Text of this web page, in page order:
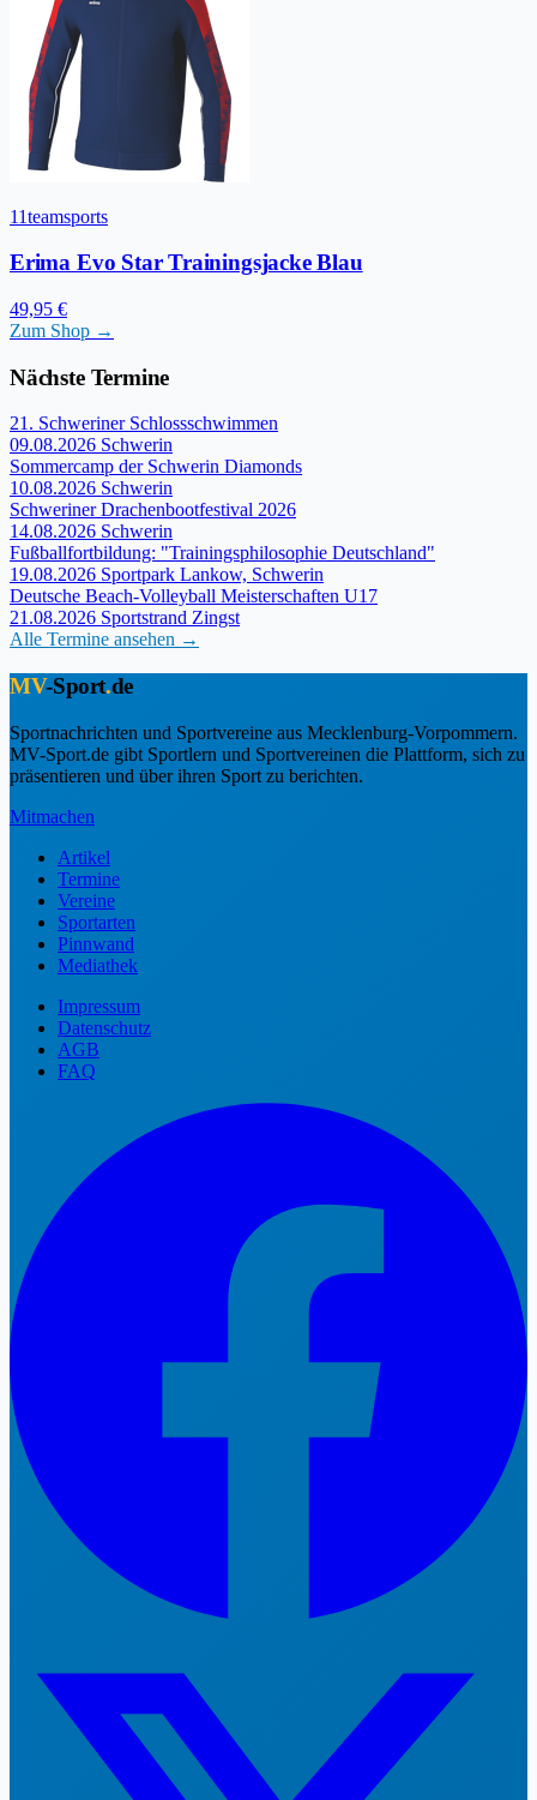
11teamsports
Erima Evo Star Trainingsjacke Blau
49,95 €
Zum Shop →
Nächste Termine
21. Schweriner Schlossschwimmen
09.08.2026 Schwerin
Sommercamp der Schwerin Diamonds
10.08.2026 Schwerin
Schweriner Drachenbootfestival 2026
14.08.2026 Schwerin
Fußballfortbildung: "Trainingsphilosophie Deutschland"
19.08.2026 Sportpark Lankow, Schwerin
Deutsche Beach-Volleyball Meisterschaften U17
21.08.2026 Sportstrand Zingst
Alle Termine ansehen →
MV-Sport.de
Sportnachrichten und Sportvereine aus Mecklenburg-Vorpommern.
MV-Sport.de gibt Sportlern und Sportvereinen die Plattform, sich zu
präsentieren und über ihren Sport zu berichten.
Mitmachen
Artikel
Termine
Vereine
Sportarten
Pinnwand
Mediathek
Impressum
Datenschutz
AGB
FAQ